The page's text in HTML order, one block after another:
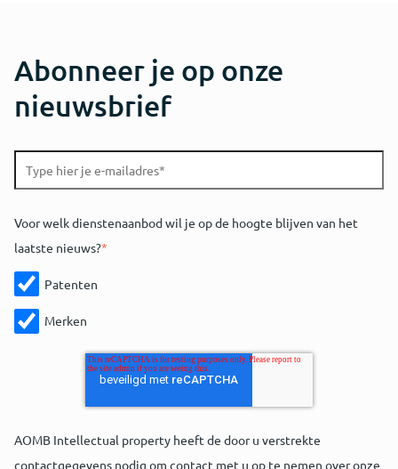
Abonneer je op onze
nieuwsbrief
Voor welk dienstenaanbod wil je op de hoogte blijven van het
laatste nieuws?*
Patenten
Merken
AOMB Intellectual property heeft de door u verstrekte
contactgegevens nodig om contact met u op te nemen over onze